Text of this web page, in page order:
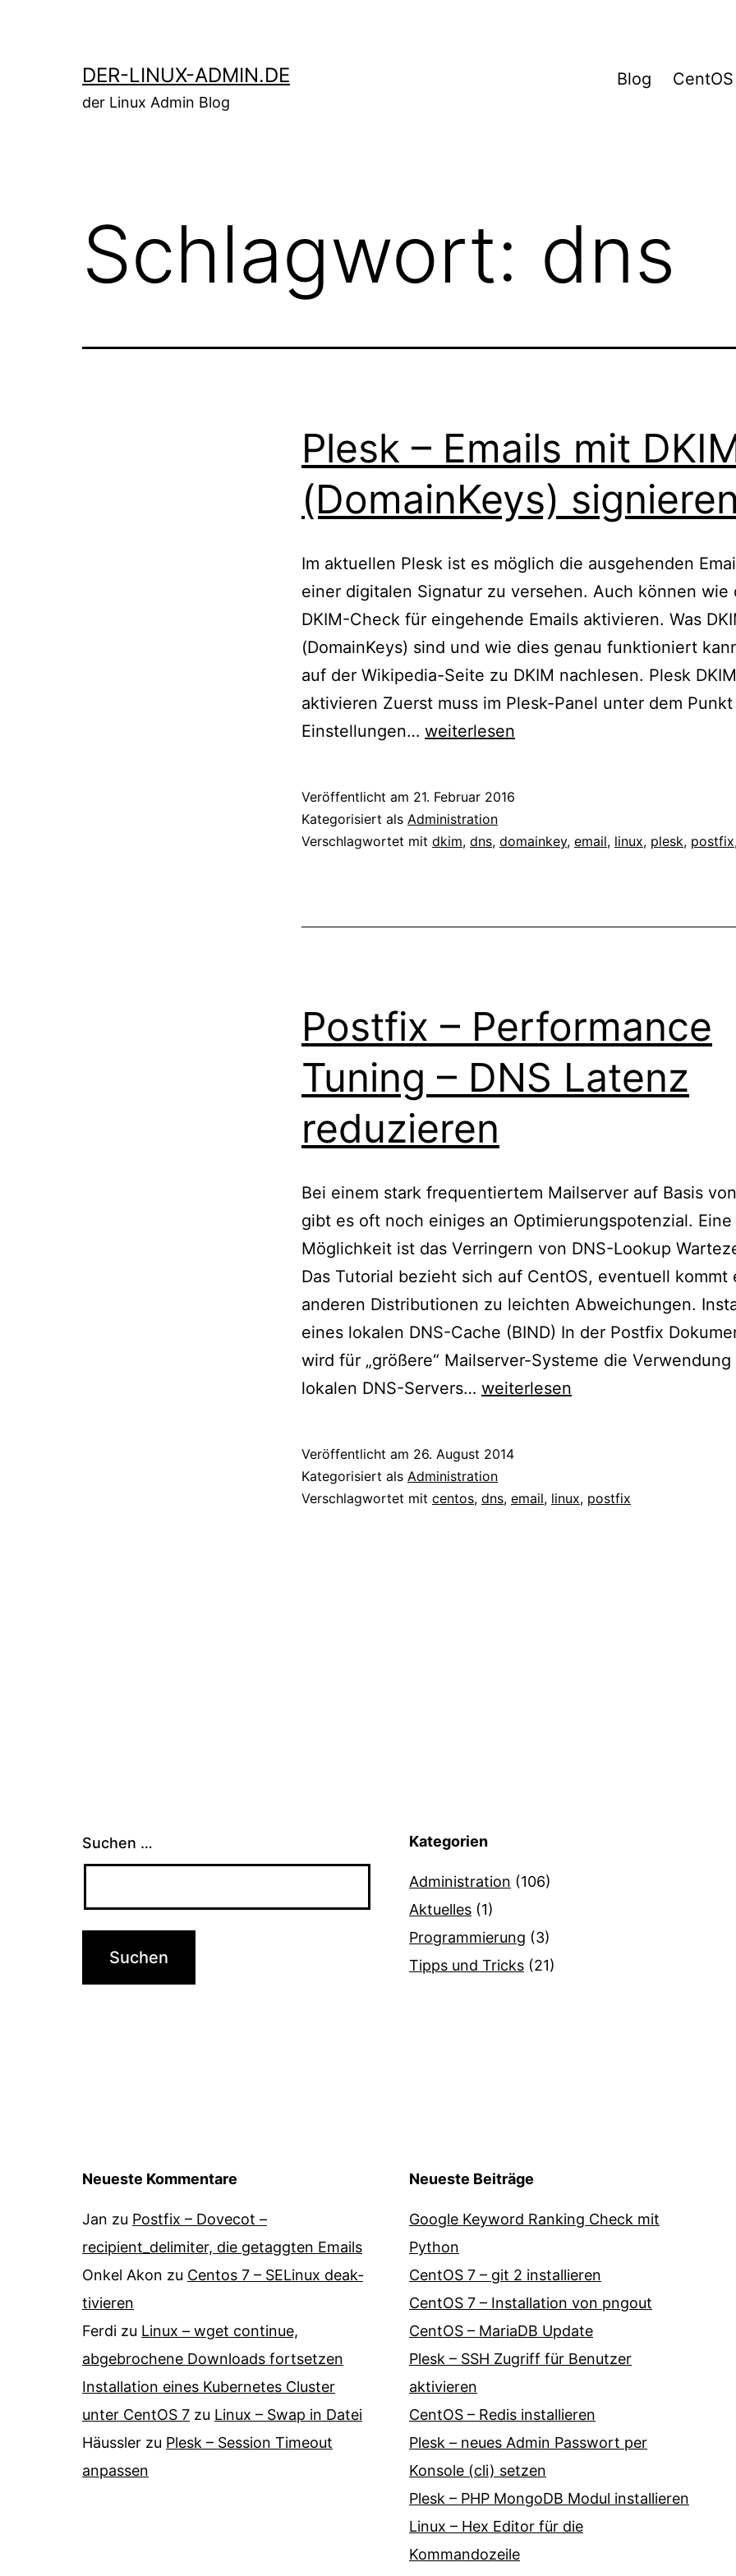
DER-LINUX-ADMIN.DE
der Linux Admin Blog
Blog CentOS
Schlagwort: dns
Plesk – Emails mit
(DomainKeys) signieren
Im aktuellen Plesk ist es möglich die ausgehenden
einer digitalen Signatur zu versehen. Auch können wie
DKIM-Check für eingehende Emails aktivieren. Was
(DomainKeys) sind und wie dies genau funktioniert
auf der Wikipedia-Seite zu DKIM nachlesen. Plesk
aktivieren Zuerst muss im Plesk-Panel unter dem Punkt
Einstellungen… Plesk
mit
DKIM
weiterlesen
Veröffentlicht am 21. Februar 2016
Kategorisiert als Administration
Verschlagwortet mit dkim, dns, domainkey, email, linux, plesk, postfix
Postfix – Performance
Tuning – DNS Latenz
reduzieren
Bei einem stark frequentiertem Mailserver auf Basis
gibt es oft noch einiges an Optimierungspotenzial. Eine
Möglichkeit ist das Verringern von DNS-Lookup
Das Tutorial bezieht sich auf CentOS, eventuell kommt
anderen Distributionen zu leichten Abweichungen.
eines lokalen DNS-Cache (BIND) In der Postfix
wird für „größere“ Mailserver-Systeme die Verwendung
lokalen DNS-Servers… Postfix
Tuning
–
weiterlesen
Veröffentlicht am 26. August 2014
Kategorisiert als Administration
Verschlagwortet mit centos, dns, email, linux, postfix
Suchen … Kategorien
Administration (106)
Aktuelles (1)
Programmierung (3)
Tipps und Tricks (21)
Neueste Kommentare
Jan zu Postfix – Dovecot –
recipient_delimiter, die getaggten Emails
Onkel Akon zu Centos 7 – SELinux de­ak­
ti­vie­ren
Ferdi zu Linux – wget continue,
abgebrochene Downloads fortsetzen
Installation eines Kubernetes Cluster
unter CentOS 7 zu Linux – Swap in Datei
Häussler zu Plesk – Session Timeout
anpassen
Neueste Beiträge
Google Keyword Ranking Check mit
Python
CentOS 7 – git 2 installieren
CentOS 7 – Installation von pngout
CentOS – MariaDB Update
Plesk – SSH Zugriff für Benutzer
aktivieren
CentOS – Redis installieren
Plesk – neues Admin Passwort per
Konsole (cli) setzen
Plesk – PHP MongoDB Modul installieren
Linux – Hex Editor für die
Kommandozeile